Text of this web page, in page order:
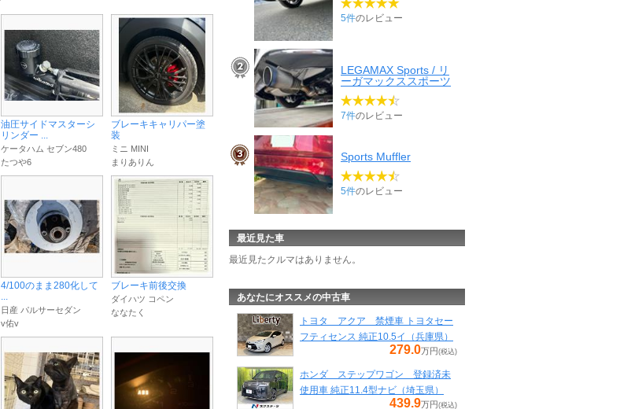
油圧サイドマスターシ
リンダー ...
ケータハム セブン480
たつや6
ブレーキキャリパー塗
装
ミニ MINI
まりありん
4/100のまま280化して
...
日産 パルサーセダン
v佑v
ブレーキ前後交換
ダイハツ コペン
ななたく
5件のレビュー
LEGAMAX Sports / リ
ーガマックススポーツ
7件のレビュー
Sports Muffler
5件のレビュー
最近見た車
最近見たクルマはありません。
あなたにオススメの中古車
トヨタ アクア 禁煙車 トヨタセー
フティセンス 純正10.5イ（兵庫県）
279.0万円(税込)
ホンダ ステップワゴン 登録済未
使用車 純正11.4型ナビ（埼玉県）
439.9万円(税込)